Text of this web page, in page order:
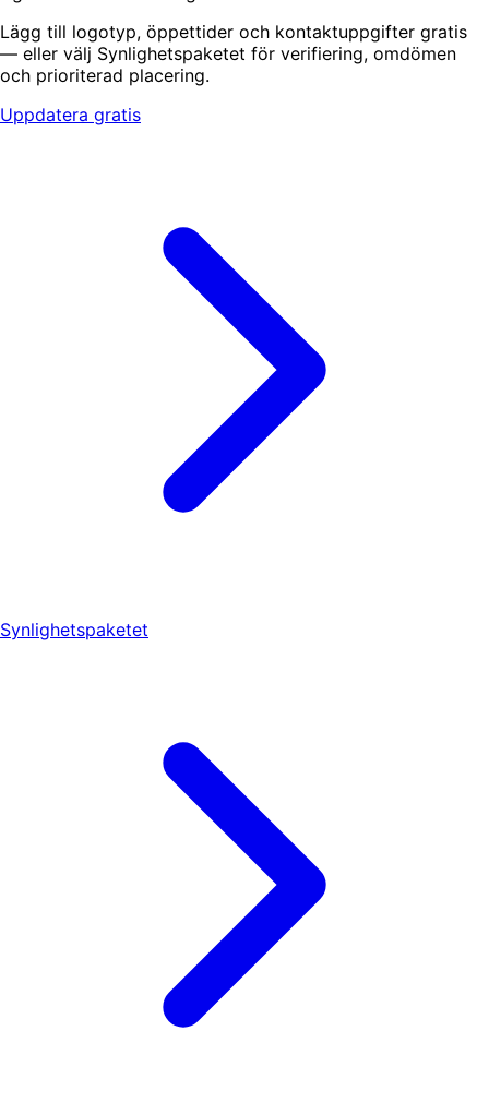
Lägg till logotyp, öppettider och kontaktuppgifter gratis
— eller välj Synlighetspaketet för verifiering, omdömen
och prioriterad placering.
Uppdatera gratis
Synlighetspaketet